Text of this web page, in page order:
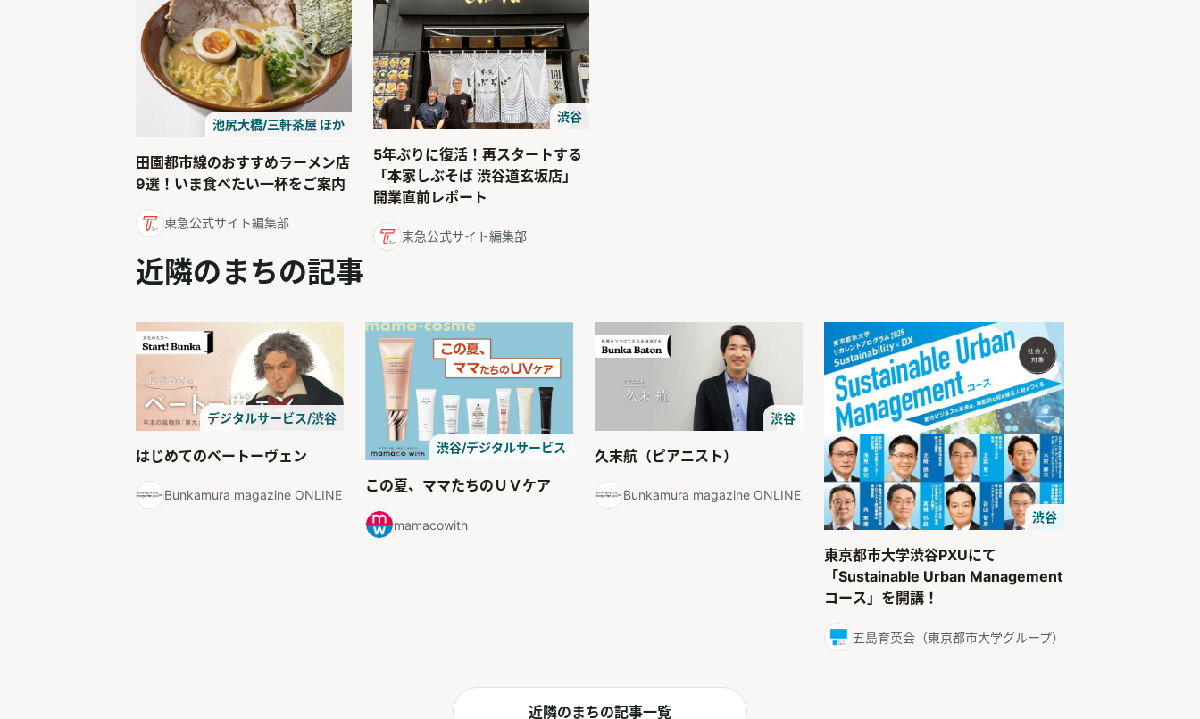
池尻大橋/三軒茶屋 ほか
田園都市線のおすすめラーメン店
9選！いま食べたい一杯をご案内
東急公式サイト編集部
渋谷
5年ぶりに復活！再スタートする
「本家しぶそば 渋谷道玄坂店」
開業直前レポート
東急公式サイト編集部
近隣のまちの記事
デジタルサービス/渋谷
はじめてのベートーヴェン
Bunkamura magazine ONLINE
渋谷/デジタルサービス
この夏、ママたちのＵＶケア
mamacowith
渋谷
久末航（ピアニスト）
Bunkamura magazine ONLINE
渋谷
東京都市大学渋谷PXUにて
「Sustainable Urban Management
コース」を開講！
五島育英会（東京都市大学グループ）
近隣のまちの記事一覧